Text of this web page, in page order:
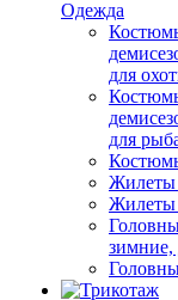
Одежда
для
для
Жилеты
Жилеты
зимние,